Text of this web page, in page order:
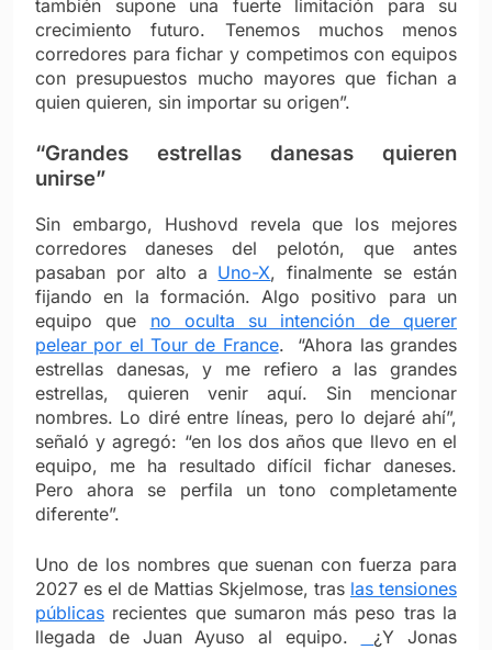
también supone una fuerte limitación para su
crecimiento futuro. Tenemos muchos menos
corredores para fichar y competimos con equipos
con presupuestos mucho mayores que fichan a
quien quieren, sin importar su origen”.
“Grandes estrellas danesas quieren
unirse”
Sin embargo, Hushovd revela que los mejores
corredores daneses del pelotón, que antes
pasaban por alto a Uno-X, finalmente se están
fijando en la formación. Algo positivo para un
equipo que no oculta su intención de querer
pelear por el Tour de France. “Ahora las grandes
estrellas danesas, y me refiero a las grandes
estrellas, quieren venir aquí. Sin mencionar
nombres. Lo diré entre líneas, pero lo dejaré ahí”,
señaló y agregó: “en los dos años que llevo en el
equipo, me ha resultado difícil fichar daneses.
Pero ahora se perfila un tono completamente
diferente”.
Uno de los nombres que suenan con fuerza para
2027 es el de Mattias Skjelmose, tras las tensiones
públicas recientes que sumaron más peso tras la
llegada de Juan Ayuso al equipo.
¿Y Jonas